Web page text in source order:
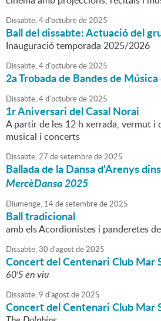
Dissabte,4d'octubrede2025
Ball del dissabte: Actuació del
Inauguració temporada 2025/2026
Dissabte,4d'octubrede2025
2a Trobada de Bandes de
Dissabte,4d'octubrede2025
1r Aniversari del Casal Norai
A partir de les 12 h xerrada, vermut i
musical i concerts
Dissabte,27 desetembrede2025
Ballada de la Dansa d'Arenys
MercèDansa 2025
Diumenge, 14desetembrede2025
Ball tradicional
amb els Acordionistes i panderetes
Dissabte,30 d'agostde2025
Concert del Centenari Club Mar
60'S en viu
Dissabte,9 d'agostde2025
Concert del Centenari Club Mar